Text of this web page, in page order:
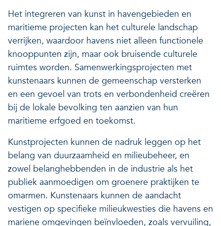
Het integreren van kunst in havengebieden en
maritieme projecten kan het culturele landschap
verrijken, waardoor havens niet alleen functionele
knooppunten zijn, maar ook bruisende culturele
ruimtes worden. Samenwerkingsprojecten met
kunstenaars kunnen de gemeenschap versterken
en een gevoel van trots en verbondenheid creëren
bij de lokale bevolking ten aanzien van hun
maritieme erfgoed en toekomst.
Kunstprojecten kunnen de nadruk leggen op het
belang van duurzaamheid en milieubeheer, en
zowel belanghebbenden in de industrie als het
publiek aanmoedigen om groenere praktijken te
omarmen. Kunstenaars kunnen de aandacht
vestigen op specifieke milieukwesties die havens en
mariene omgevingen beïnvloeden, zoals vervuiling,